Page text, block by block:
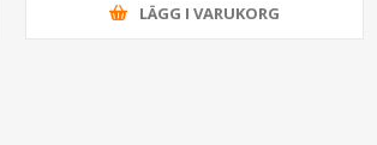
LÄGG I VARUKORG